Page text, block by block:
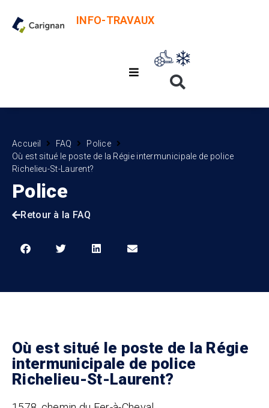
INFO-TRAVAUX
Accueil FAQ
Police
Où est situé le poste de la Régie intermunicipale de police
Richelieu-St-Laurent?
Police
Retour à la FAQ
Où est situé le poste de la Régie
intermunicipale de police
Richelieu-St-Laurent?